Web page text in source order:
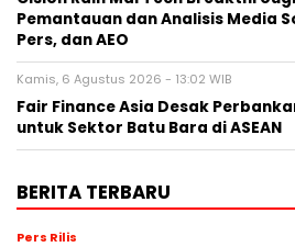
Pemantauan dan Analisis Media
Pers, dan AEO
Kamis, 6 Agustus 2026 - 13:02 WIB
Fair Finance Asia Desak
untuk Sektor Batu Bara di ASEAN
BERITA TERBARU
Pers Rilis